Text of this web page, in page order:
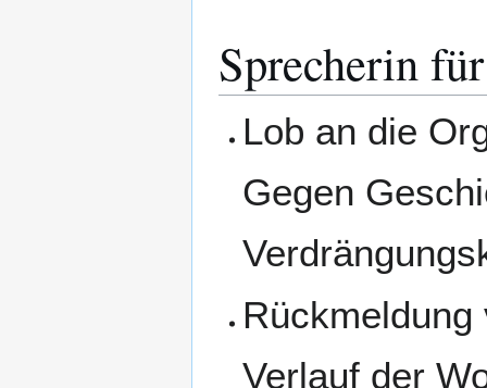
Sprecherin
Lob an die
Gegen
Verlauf der